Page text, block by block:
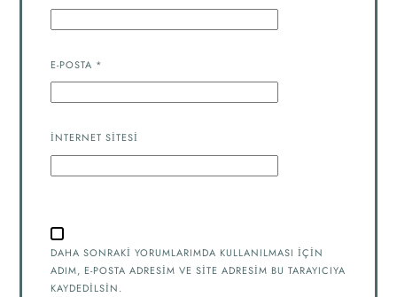
E-POSTA *
İNTERNET SITESI
DAHA SONRAKI YORUMLARIMDA KULLANILMASI IÇIN
ADIM, E-POSTA ADRESIM VE SITE ADRESIM BU TARAYICIYA
KAYDEDILSIN.